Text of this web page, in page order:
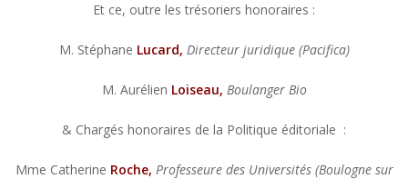
Et ce, outre les trésoriers honoraires :
M. Stéphane Lucard, Directeur juridique (Pacifica)
M. Aurélien Loiseau, Boulanger Bio
& Chargés honoraires de la Politique éditoriale :
Mme Catherine Roche, Professeure des Universités (Boulogne sur